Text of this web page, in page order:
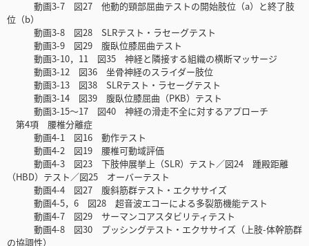
動画3-7 図27 他動的頸部屈曲テストの開始肢位（a）と終了肢
位（b）
動画3-8 図28 SLRテスト・ラセーグテスト
動画3-9 図29 腹臥位膝屈曲テスト
動画3-10，11 図35 神経と隣接する組織の横断マッサージ
動画3-12 図36 坐骨神経のスライダー肢位
動画3-13 図38 SLRテスト・ラセーグテスト
動画3-14 図39 腹臥位膝屈曲（PKB）テスト
動画3-15～17 図40 神経の滑走不全に対するアプローチ
第4項 腰椎分離症
動画4-1 図16 動作テスト
動画4-2 図19 腰椎可動域評価
動画4-3 図23 下肢伸展挙上（SLR）テスト／図24 踵殿距離
（HBD）テスト／図25 オーバーテスト
動画4-4 図27 腹斜筋群テスト・エクササイズ
動画4-5，6 図28 超音波エコーによる多裂筋機能テスト
動画4-7 図29 サーマンコアスタビリティテスト
動画4-8 図30 プッシングテスト・エクササイズ（上肢-体幹筋群
の協調性）